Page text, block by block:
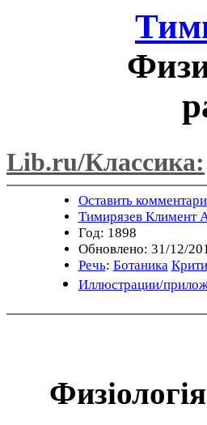
Lib.ru/Классика:
Оставить
Тимирязев Климент
Год: 1898
Обновлено: 31/12/
Речь: Ботаника
Иллюстрации/